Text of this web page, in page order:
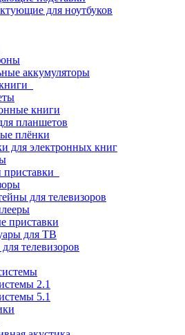
для ноутбуков
аккумуляторы
книги
планшетов
плёнки
для электронных книг
приставки
для телевизоров
приставки
для ТВ
телевизоров
2.1
5.1